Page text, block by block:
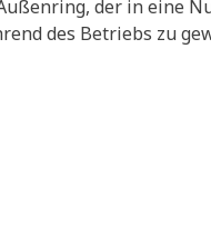
der in eine
des Betriebs zu